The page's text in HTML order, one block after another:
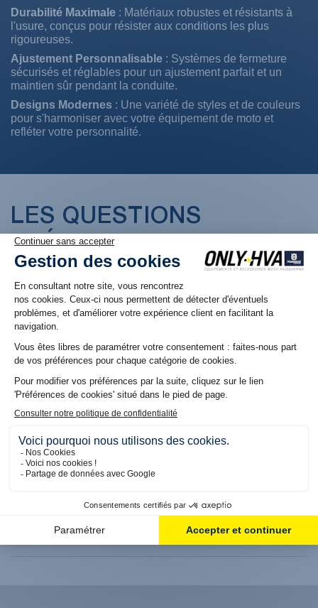
Durabilité Maximale : Matériaux robustes et résistants à
l'usure, conçus pour résister aux conditions les plus
rigoureuses.
Ajustement Personnalisable : Systèmes de fermeture
sécurisés et réglables pour un ajustement parfait et un
maintien sûr pendant la conduite.
Designs Modernes : Une variété de styles et de couleurs
pour s'harmoniser avec votre équipement de moto et
refléter votre personnalité.
LES QUESTIONS
FRÉQUENTES
Pour toutes vos autres questions n'hésitez pas à nous
contacter par téléphone du Lundi au Vendredi de 10h à 12
h et de 14h à 18h
APPELEZ-NOUS
?
COMMENT RETOURNER UN PRODUIT ?